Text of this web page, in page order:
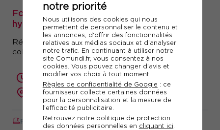
notre priorité
Nous utilisons des cookies qui nous
permettent de personnaliser le contenu et
les annonces, d'offrir des fonctionnalités
relatives aux médias sociaux et d'analyser
notre trafic. En continuant à utiliser notre
site Comundi.fr, vous consentez à nos
cookies. Vous pouvez changer d’avis et
modifier vos choix à tout moment.
Règles de confidentialité de Google : ce
fournisseur collecte certaines données
pour la personnalisation et la mesure de
l'efficacité publicitaire.
Retrouvez notre politique de protection
des données personnelles en cliquant ici
FORMATION AUGMENTÉE Réf. 10710
Formation : Recruter et intégrer en mode
hybride
Réussir le recrutement et l’onboarding de ses
collaborateurs
2 jours (14 heures)
présentiel ou à distance